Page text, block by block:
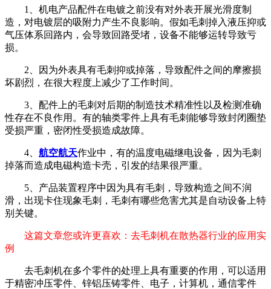
1、机电产品配件在电镀之前没有对外表开展光滑度制
造，对电镀层的吸附力产生不良影响。假如毛刺掉入液压抑或
气压体系回路内，会导致回路受堵，设备不能够运转导致亏
损。
2、因为外表具有毛刺抑或掉落，导致配件之间的摩擦损
坏剧烈，在很大程度上减少了工作时间。
3、配件上的毛刺对后期的制造技术精准性以及检测准确
性存在不良作用。有的轴类零件上具有毛刺能够导致封闭圈垫
受损严重，密闭性受损造成故障。
4、 航空航天作业中，有的温度电磁继电设备，因为毛刺
掉落而造成电磁构造卡壳，引发的结果很严重。
5、产品装置程序中因为具有毛刺，导致构造之间不润
滑，出现卡住现象毛刺，毛刺有哪些危害尤其是自动设备上特
别关键。
这篇文章您或许更喜欢：去毛刺机在散热器行业的应用实
例
去毛刺机在多个零件的处理上具有重要的作用，可以适用
于精密冲压零件、锌铝压铸零件、电子，计算机，通信零件